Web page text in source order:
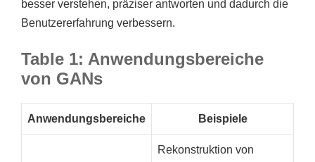
besser verstehen, präziser antworten und dadurch die
Benutzererfahrung verbessern.
Table 1: Anwendungsbereiche
von GANs
Anwendungsbereiche Beispiele
Rekonstruktion von